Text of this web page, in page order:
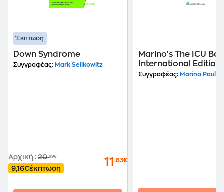
Έκπτωση
Down Syndrome
Συγγραφέας: Mark Selikowitz
Αρχική : 20,99€
9,16€έκπτωση 11 ,83€
Marino's The ICU
International Edition
Συγγραφέας: Marino Paul L.